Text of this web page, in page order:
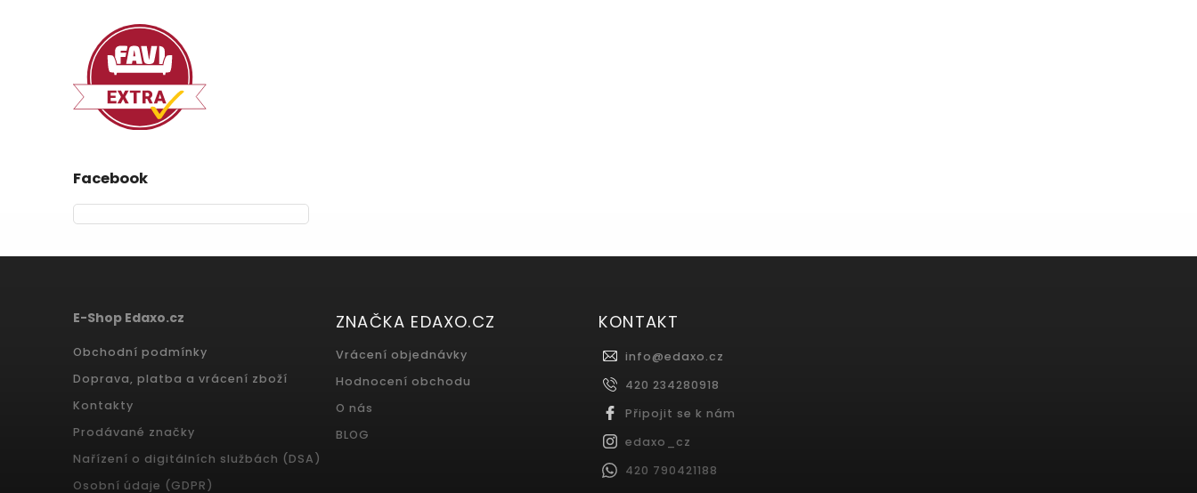
Facebook
E-Shop Edaxo.cz
Obchodní podmínky
Doprava, platba a vrácení zboží
Kontakty
Prodávané značky
Nařízení o digitálních službách (DSA)
Osobní údaje (GDPR)
ZNAČKA EDAXO.CZ
Vrácení objednávky
Hodnocení obchodu
O nás
BLOG
KONTAKT
info@edaxo.cz
420 234280918
Připojit se k nám
edaxo_cz
420 790421188